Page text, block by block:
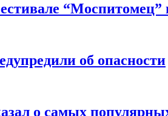
“Моспитомец”
об опасности
о самых